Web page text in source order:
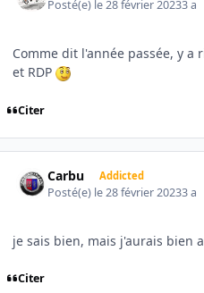
Posté(e) le 28 février 20233 a
Comme dit l'année passée, y a
et RDP
Citer
Carbu Addicted
Posté(e) le 28 février 20233 a
je sais bien, mais j'aurais bien
Citer